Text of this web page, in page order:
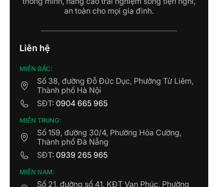
an toàn cho mọi gia đình.
Liên hệ
MIỀN BẮC:
Số 38, đường Đỗ Đức Dục, Phường Từ Liêm,
Thành phố Hà Nội
SĐT: 0904 665 965
MIỀN TRUNG:
Số 159, đường 30/4, Phường Hòa Cường,
Thành phố Đà Nẵng
SĐT: 0939 265 965
MIỀN NAM:
Số 21, đường số 41, KĐT Vạn Phúc, Phường